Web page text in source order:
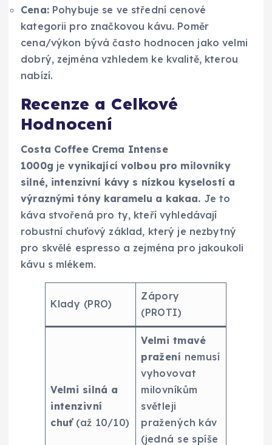
Cena:Pohybuje se ve střední cenové
kategorii pro značkovou kávu. Poměr
cena/výkon bývá často hodnocen jako velmi
dobrý, zejména vzhledem ke kvalitě, kterou
nabízí.
Recenze a Celkové
Hodnocení
Costa Coffee Crema Intense
1000g jevynikající volbou pro milovníky
silné, intenzivní kávy s nízkou kyselostí a
výraznými tóny karamelu a kakaa. Je to
káva stvořená pro ty, kteří vyhledávají
robustní chuťový základ, který je nezbytný
pro skvělé espresso a zejména pro jakoukoli
kávu s mlékem.
Klady (PRO)
Zápory
(PROTI)
Velmi silná a
intenzivní
chuť(až 10/10)
Velmi tmavé
pražení nemusí
vyhovovat
milovníkům
světleji
pražených káv
(jedná se spíše